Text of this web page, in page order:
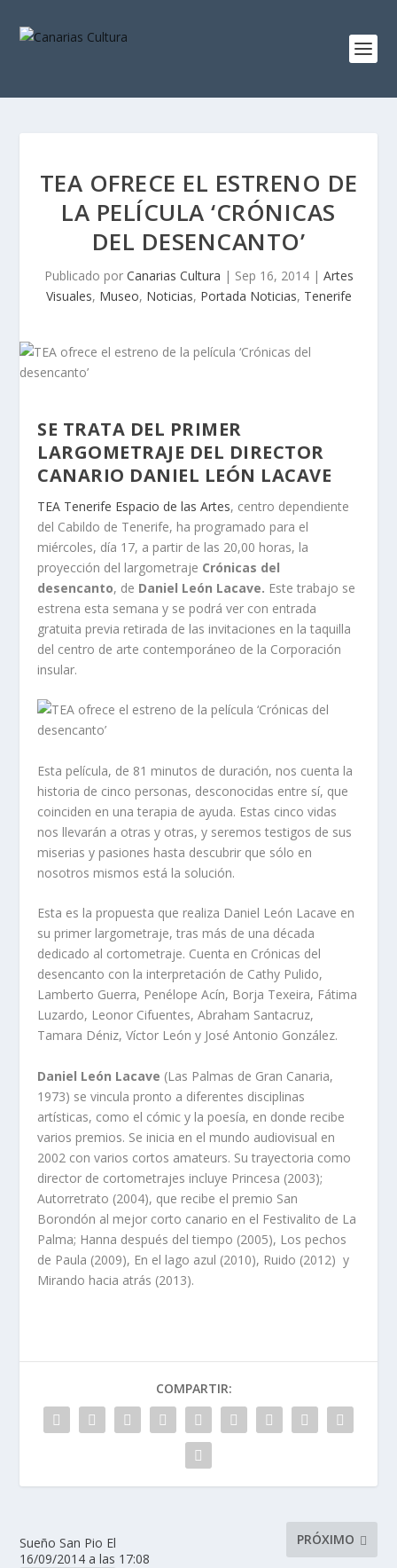
TEA OFRECE EL ESTRENO DE
LA PELÍCULA ‘CRÓNICAS
DEL DESENCANTO’
Publicado por Canarias Cultura | Sep 16, 2014| Artes
Visuales, Museo, Noticias, Portada Noticias, Tenerife
SE TRATA DEL PRIMER
LARGOMETRAJE DEL DIRECTOR
CANARIO DANIEL LEÓN LACAVE
TEA Tenerife Espacio de las Artes, centro dependiente
del Cabildo de Tenerife, ha programado para el
miércoles, día 17, a partir de las 20,00 horas, la
proyección del largometraje Crónicas del
desencanto, de Daniel León Lacave. Este trabajo se
estrena esta semana y se podrá ver con entrada
gratuita previa retirada de las invitaciones en la taquilla
del centro de arte contemporáneo de la Corporación
insular.
Esta película, de 81 minutos de duración, nos cuenta la
historia de cinco personas, desconocidas entre sí, que
coinciden en una terapia de ayuda. Estas cinco vidas
nos llevarán a otras y otras, y seremos testigos de sus
miserias y pasiones hasta descubrir que sólo en
nosotros mismos está la solución.
Esta es la propuesta que realiza Daniel León Lacave en
su primer largometraje, tras más de una década
dedicado al cortometraje. Cuenta en Crónicas del
desencanto con la interpretación de Cathy Pulido,
Lamberto Guerra, Penélope Acín, Borja Texeira, Fátima
Luzardo, Leonor Cifuentes, Abraham Santacruz,
Tamara Déniz, Víctor León y José Antonio González.
Daniel León Lacave (Las Palmas de Gran Canaria,
1973) se vincula pronto a diferentes disciplinas
artísticas, como el cómic y la poesía, en donde recibe
varios premios. Se inicia en el mundo audiovisual en
2002 con varios cortos amateurs. Su trayectoria como
director de cortometrajes incluye Princesa (2003);
Autorretrato (2004), que recibe el premio San
Borondón al mejor corto canario en el Festivalito de La
Palma; Hanna después del tiempo (2005), Los pechos
de Paula (2009), En el lago azul (2010), Ruido (2012) y
Mirando hacia atrás (2013).
COMPARTIR:
Sueño San Pio El
16/09/2014 a las 17:08
PRÓXIMO